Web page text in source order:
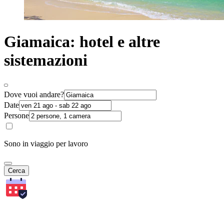
Giamaica: hotel e altre
sistemazioni
Dove vuoi andare?
Date
Persone
Sono in viaggio per lavoro
Cerca